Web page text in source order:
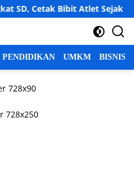
Atlet Sejak Dini LBH
PENDIDIKAN UMKM BISNIS